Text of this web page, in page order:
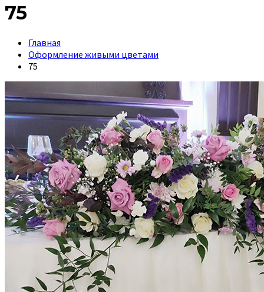
75
Главная
Оформление живыми цветами
75